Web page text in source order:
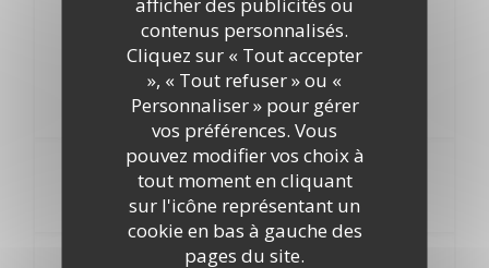
contenus personnalisés.
Cliquez sur « Tout accepter
», « Tout refuser » ou «
Personnaliser » pour gérer
vos préférences. Vous
pouvez modifier vos choix à
tout moment en cliquant
sur l'icône représentant un
cookie en bas à gauche des
pages du site.
Rose
Champagne
Aperitifs